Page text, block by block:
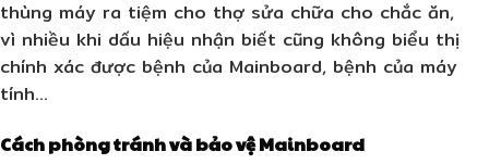
thùng máy ra tiệm cho thợ sửa chữa cho chắc ăn,
vì nhiều khi dấu hiệu nhận biết cũng không biểu thị
chính xác được bệnh của Mainboard, bệnh của máy
tính…
Cách phòng tránh và bảo vệ Mainboard